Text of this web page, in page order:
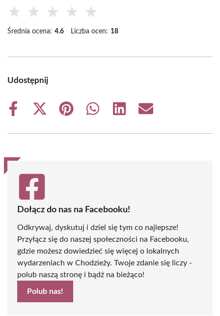
★ ★ ★ ★ ★
Średnia ocena: 4.6 Liczba ocen: 18
Udostępnij
Share
Share
(Twitter)
Share
Share
Share
Share
Dołącz do nas na Facebooku!
Odkrywaj, dyskutuj i dziel się tym co najlepsze!
Przyłącz się do naszej społeczności na Facebooku,
gdzie możesz dowiedzieć się więcej o lokalnych
wydarzeniach w Chodzieży. Twoje zdanie się liczy -
polub naszą stronę i bądź na bieżąco!
Polub nas!